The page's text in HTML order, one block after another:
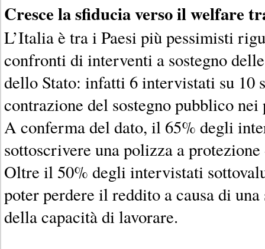
Cresce la sfiducia verso il welfare
L’Italia è tra i Paesi più pessimisti
confronti di interventi a sostegno
dello Stato: infatti 6 intervistati su 10
contrazione del sostegno pubblico
A conferma del dato, il 65% degli
sottoscrivere una polizza a
Oltre il 50% degli intervistati
poter perdere il reddito a causa di
della capacità di lavorare.